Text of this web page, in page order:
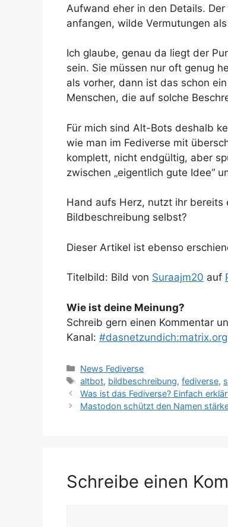
Aufwand eher in den Details.
anfangen, wilde Vermutungen
Ich glaube, genau da liegt der
sein. Sie müssen nur oft genug
als vorher, dann ist das schon
Menschen, die auf solche
Für mich sind Alt-Bots deshalb
wie man im Fediverse mit
komplett, nicht endgültig, aber
zwischen „eigentlich gute Idee“
Hand aufs Herz, nutzt ihr
Bildbeschreibung selbst?
Dieser Artikel ist ebenso
Titelbild: Bild von Suraajm20 auf
Wie ist deine Meinung?
Schreib gern einen Kommentar
Kanal: #dasnetzundich:matrix.org
Kategorien
News Fediverse
Schlagwörter
altbot, bildbeschreibung,fediverse,
Was ist das Fediverse? Einfach
Mastodon schützt den Namen
Schreibe einen